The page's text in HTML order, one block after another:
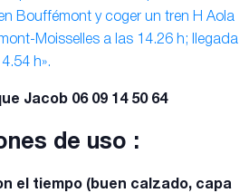
Bouffémont y coger un tren H Aola
Moisselles a las 14.26 h; llegada
h».
Jacob 06 09 14 50 64
de uso :
el tiempo (buen calzado, capa